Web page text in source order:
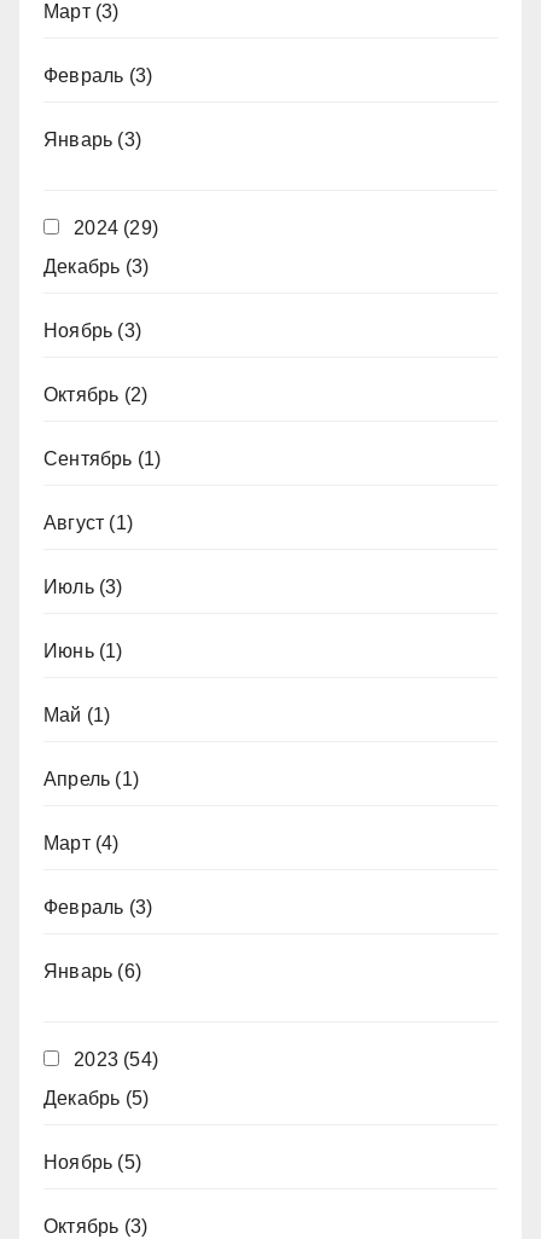
Март(3)
Февраль (3)
Январь (3)
2024 (29)
Декабрь (3)
Ноябрь (3)
Октябрь (2)
Сентябрь (1)
Август (1)
Июль(3)
Июнь(1)
Май (1)
Апрель (1)
Март(4)
Февраль (3)
Январь (6)
2023 (54)
Декабрь (5)
Ноябрь (5)
Октябрь (3)